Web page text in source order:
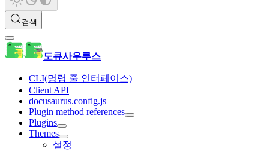
검색
도큐사우루스
CLI(명령 줄 인터페이스)
Client API
docusaurus.config.js
Plugin method references
Plugins
Themes
설정